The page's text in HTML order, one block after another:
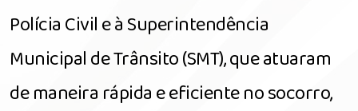
Polícia Civil e à Superintendência
Municipal de Trânsito (SMT), que atuaram
de maneira rápida e eficiente no socorro,